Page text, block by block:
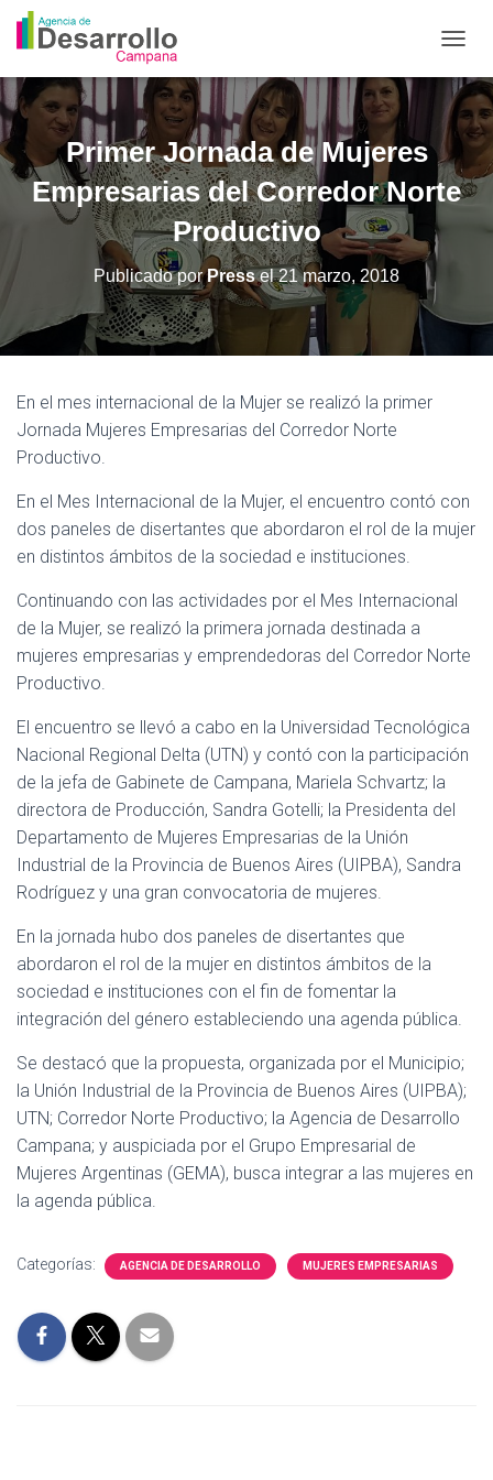
A
M
B
A
R
M
N
Ó
Primer Jornada de Mujeres
Empresarias del Corredor Norte
Productivo
Publicado porPressel21 marzo, 2018
En el mes internacional de la Mujer se realizó la primer
Jornada Mujeres Empresarias del Corredor Norte
Productivo.
En el Mes Internacional de la Mujer, el encuentro contó con
dos paneles de disertantes que abordaron el rol de la mujer
en distintos ámbitos de la sociedad e instituciones.
Continuando con las actividades por el Mes Internacional
de la Mujer, se realizó la primera jornada destinada a
mujeres empresarias y emprendedoras del Corredor Norte
Productivo.
El encuentro se llevó a cabo en la Universidad Tecnológica
Nacional Regional Delta (UTN) y contó con la participación
de la jefa de Gabinete de Campana, Mariela Schvartz; la
directora de Producción, Sandra Gotelli; la Presidenta del
Departamento de Mujeres Empresarias de la Unión
Industrial de la Provincia de Buenos Aires (UIPBA), Sandra
Rodríguez y una gran convocatoria de mujeres.
En la jornada hubo dos paneles de disertantes que
abordaron el rol de la mujer en distintos ámbitos de la
sociedad e instituciones con el fin de fomentar la
integración del género estableciendo una agenda pública.
Se destacó que la propuesta, organizada por el Municipio;
la Unión Industrial de la Provincia de Buenos Aires (UIPBA);
UTN; Corredor Norte Productivo; la Agencia de Desarrollo
Campana; y auspiciada por el Grupo Empresarial de
Mujeres Argentinas (GEMA), busca integrar a las mujeres en
la agenda pública.
Categorías: AGENCIA DE DESARROLLO MUJERES EMPRESARIAS